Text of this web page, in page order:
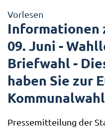
Vorlesen
Informationen
09. Juni -
Briefwahl -
haben Sie zur
Kommunalwahl
Pressemitteilung der